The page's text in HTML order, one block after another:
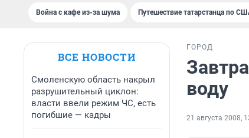
Война с кафе из-за шума Путешествие татарстанца по
ВСЕ НОВОСТИ
Смоленскую область накрыл
разрушительный циклон:
власти ввели режим ЧС, есть
погибшие — кадры
ГОРОД
воду
21 августа 2008,